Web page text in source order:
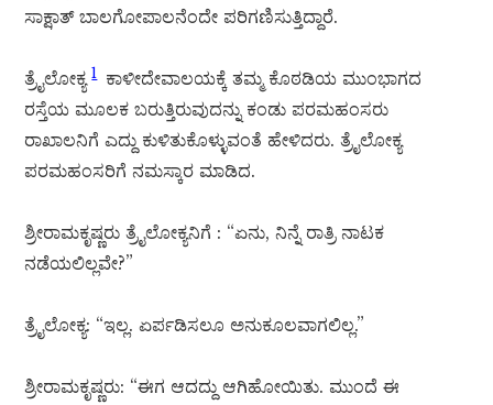
ಸಾಕ್ಷಾತ್ ಬಾಲಗೋಪಾಲನೆಂದೇ ಪರಿಗಣಿಸುತ್ತಿದ್ದಾರೆ.
ತ್ರೈಲೋಕ್ಯ1 ಕಾಳೀದೇವಾಲಯಕ್ಕೆ ತಮ್ಮ ಕೊಠಡಿಯ ಮುಂಭಾಗದ
ರಸ್ತೆಯ ಮೂಲಕ ಬರುತ್ತಿರುವುದನ್ನು ಕಂಡು ಪರಮಹಂಸರು
ರಾಖಾಲನಿಗೆ ಎದ್ದು ಕುಳಿತುಕೊಳ್ಳುವಂತೆ ಹೇಳಿದರು. ತ್ರೈಲೋಕ್ಯ
ಪರಮಹಂಸರಿಗೆ ನಮಸ್ಕಾರ ಮಾಡಿದ.
ಶ್ರೀರಾಮಕೃಷ್ಣರು ತ್ರೈಲೋಕ್ಯನಿಗೆ : “ಏನು, ನಿನ್ನೆ ರಾತ್ರಿ ನಾಟಕ
ನಡೆಯಲಿಲ್ಲವೇ?”
ತ್ರೈಲೋಕ್ಯ: “ಇಲ್ಲ. ಏರ್ಪಡಿಸಲೂ ಅನುಕೂಲವಾಗಲಿಲ್ಲ.”
ಶ್ರೀರಾಮಕೃಷ್ಣರು: “ಈಗ ಆದದ್ದು ಆಗಿಹೋಯಿತು. ಮುಂದೆ ಈ